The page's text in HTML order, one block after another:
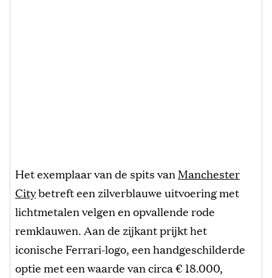
Het exemplaar van de spits van Manchester
Citybetreft een zilverblauwe uitvoering met
lichtmetalen velgen en opvallende rode
remklauwen. Aan de zijkant prijkt het
iconische Ferrari-logo, een handgeschilderde
optie met een waarde van circa € 18.000,